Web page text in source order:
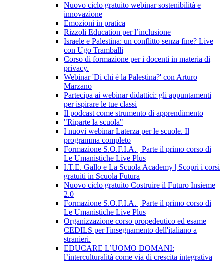
Nuovo ciclo gratuito webinar sostenibilità e
innovazione
Emozioni in pratica
Rizzoli Education per l’inclusione
Israele e Palestina: un conflitto senza fine? Live
con Ugo Tramballi
Corso di formazione per i docenti in materia di
privacy.
Webinar 'Di chi è la Palestina?' con Arturo
Marzano
Partecipa ai webinar didattici: gli appuntamenti
per ispirare le tue classi
Il podcast come strumento di apprendimento
"Riparte la scuola"
I nuovi webinar Laterza per le scuole. Il
programma completo
Formazione S.O.F.I.A. | Parte il primo corso di
Le Umanistiche Live Plus
I.T.E. Gallo e La Scuola Academy | Scopri i corsi
gratuiti in Scuola Futura
Nuovo ciclo gratuito Costruire il Futuro Insieme
2.0
Formazione S.O.F.I.A. | Parte il primo corso di
Le Umanistiche Live Plus
Organizzazione corso propedeutico ed esame
CEDILS per l'insegnamento dell'italiano a
stranieri.
EDUCARE L’UOMO DOMANI:
l’interculturalità come via di crescita integrativa